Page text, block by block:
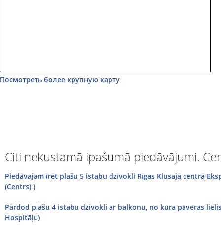
Посмотреть более крупную карту
Citi nekustamā ipašumā piedāvājumi.
Piedāvajam īrēt plašu 5 istabu dzīvokli Rīgas Klusajā centrā
(Centrs) )
Рārdod plašu 4 istabu dzīvokli ar balkonu, no kura paveras
Hospitāļu)